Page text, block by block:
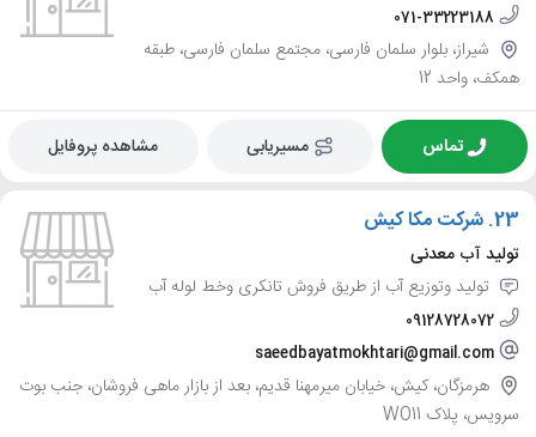
071-33223188
شیراز، بلوار سلمان فارسی، مجتمع سلمان فارسی، طبقه
همکف، واحد 12
تماس مسیریابی مشاهده پروفایل
23. شرکت مکا کیش
تولید آب معدنی
تولید وتوزیع آب از طریق فروش تانکری وخط لوله آب
09128728072
saeedbayatmokhtari@gmail.com
هرمزگان، کیش، خیابان میرمهنا قدیم، بعد از بازار ماهی فروشان، جنب بوت
سرویس، پلاک WO11